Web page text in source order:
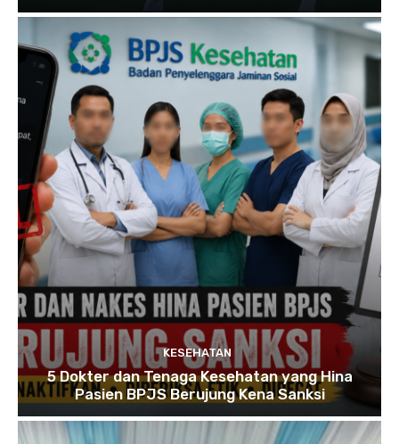
KESEHATAN
5 Dokter dan Tenaga Kesehatan yang Hina
Pasien BPJS Berujung Kena Sanksi